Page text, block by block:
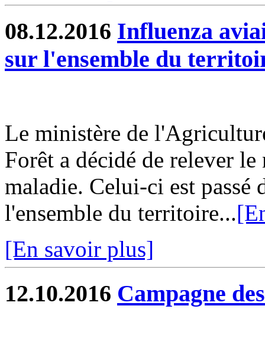
08.12.2016 Influenza
sur l'ensemble du
Le ministère de
Forêt a décidé de relever
maladie. Celui-ci est passé
l'ensemble du territoire...
[En savoir plus]
12.10.2016 Campagne